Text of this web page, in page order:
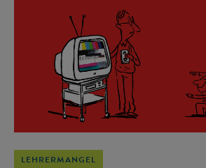
LEHRERMANGEL